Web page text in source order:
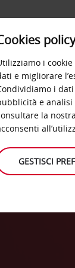
OFFERTE
policy
i
e migliorare
i
e
la nostra
GESTISCI